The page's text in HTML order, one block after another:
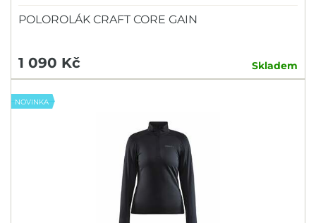
POLOROLÁK CRAFT CORE GAIN
1 090 Kč Skladem
NOVINKA